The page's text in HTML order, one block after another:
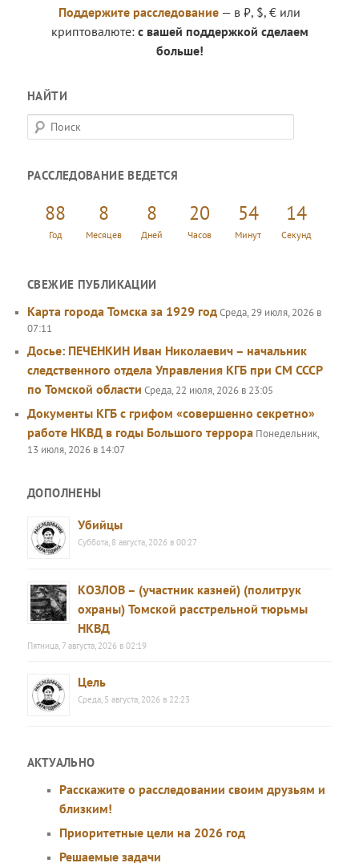
Поддержите расследование — в ₽, $, € или
криптовалюте: с вашей поддержкой сделаем
больше!
НАЙТИ
П
о
с
РАССЛЕДОВАНИЕ ВЕДЕТСЯ
88
Год
8
Месяцев
8
Дней
20
Часов
54
Минут
15
Секунд
СВЕЖИЕ ПУБЛИКАЦИИ
Карта города Томска за 1929 годСреда, 29 июля, 2026 в
07:11
Досье: ПЕЧЕНКИН Иван Николаевич – начальник
следственного отдела Управления КГБ при СМ СССР
по Томской области Среда, 22 июля, 2026 в 23:05
Документы КГБ с грифом «совершенно секретно»
работе НКВД в годы Большого террора Понедельник,
13 июля, 2026 в 14:07
ДОПОЛНЕНЫ
Убийцы
Суббота, 8 августа, 2026 в 00:27
КОЗЛОВ – (участник казней) (политрук
охраны) Томской расстрельной тюрьмы
НКВД
Пятница, 7 августа, 2026 в 02:19
Цель
Среда, 5 августа, 2026 в 22:23
АКТУАЛЬНО
Расскажите о расследовании своим друзьям и
близким!
Приоритетные цели на 2026 год
Решаемые задачи